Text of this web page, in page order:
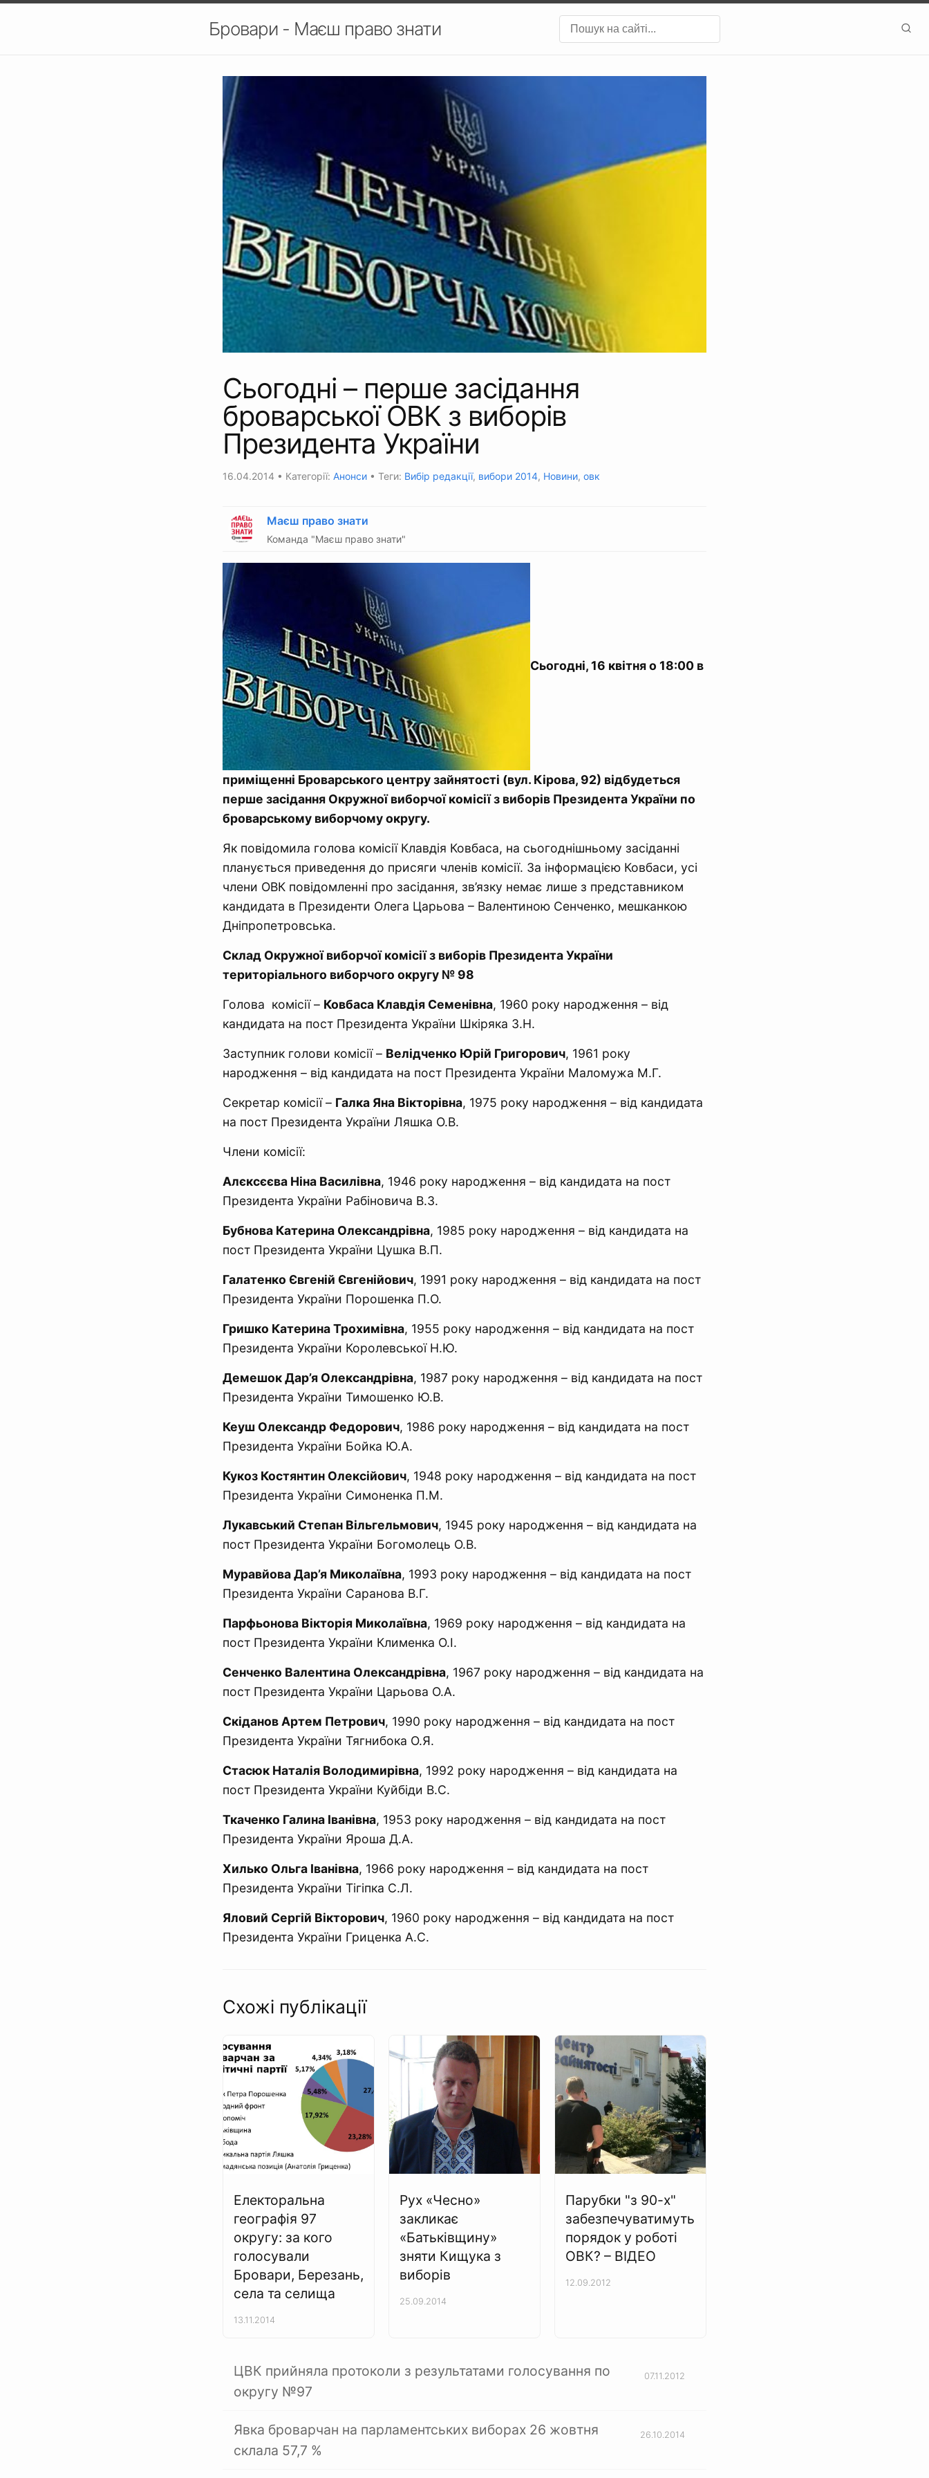
Бровари - Маєш право знати
Сьогодні – перше засідання
броварської ОВК з виборів
Президента України
16.04.2014 • Категорії: Анонси • Теги: Вибір редакції, вибори 2014, Новини, овк
Маєш право знати
Команда "Маєш право знати"
Сьогодні, 16 квітня о 18:00 в
приміщенні Броварського центру зайнятості (вул. Кірова, 92) відбудеться
перше засідання Окружної виборчої комісії з виборів Президента України по
броварському виборчому округу.
Як повідомила голова комісії Клавдія Ковбаса, на сьогоднішньому засіданні
планується приведення до присяги членів комісії. За інформацією Ковбаси, усі
члени ОВК повідомленні про засідання, зв’язку немає лише з представником
кандидата в Президенти Олега Царьова – Валентиною Сенченко, мешканкою
Дніпропетровська.
Склад Окружної виборчої комісії з виборів Президента України
територіального виборчого округу № 98
Голова комісії – Ковбаса Клавдія Семенівна, 1960 року народження – від
кандидата на пост Президента України Шкіряка З.Н.
Заступник голови комісії – Велідченко Юрій Григорович, 1961 року
народження – від кандидата на пост Президента України Маломужа М.Г.
Секретар комісії – Галка Яна Вікторівна, 1975 року народження – від кандидата
на пост Президента України Ляшка О.В.
Члени комісії:
Алєксєєва Ніна Василівна, 1946 року народження – від кандидата на пост
Президента України Рабіновича В.З.
Бубнова Катерина Олександрівна, 1985 року народження – від кандидата на
пост Президента України Цушка В.П.
Галатенко Євгеній Євгенійович, 1991 року народження – від кандидата на пост
Президента України Порошенка П.О.
Гришко Катерина Трохимівна, 1955 року народження – від кандидата на пост
Президента України Королевської Н.Ю.
Демешок Дар’я Олександрівна, 1987 року народження – від кандидата на пост
Президента України Тимошенко Ю.В.
Кеуш Олександр Федорович, 1986 року народження – від кандидата на пост
Президента України Бойка Ю.А.
Кукоз Костянтин Олексійович, 1948 року народження – від кандидата на пост
Президента України Симоненка П.М.
Лукавський Степан Вільгельмович, 1945 року народження – від кандидата на
пост Президента України Богомолець О.В.
Муравйова Дар’я Миколаївна, 1993 року народження – від кандидата на пост
Президента України Саранова В.Г.
Парфьонова Вікторія Миколаївна, 1969 року народження – від кандидата на
пост Президента України Клименка О.І.
Сенченко Валентина Олександрівна, 1967 року народження – від кандидата на
пост Президента України Царьова О.А.
Скіданов Артем Петрович, 1990 року народження – від кандидата на пост
Президента України Тягнибока О.Я.
Стасюк Наталія Володимирівна, 1992 року народження – від кандидата на
пост Президента України Куйбіди В.С.
Ткаченко Галина Іванівна, 1953 року народження – від кандидата на пост
Президента України Яроша Д.А.
Хилько Ольга Іванівна, 1966 року народження – від кандидата на пост
Президента України Тігіпка С.Л.
Яловий Сергій Вікторович, 1960 року народження – від кандидата на пост
Президента України Гриценка А.С.
Схожі публікації
Електоральна
географія 97
округу: за кого
голосували
Бровари, Березань,
села та селища
13.11.2014
Рух «Чесно»
закликає
«Батьківщину»
зняти Кищука з
виборів
25.09.2014
Парубки "з 90-х"
забезпечуватимуть
порядок у роботі
ОВК? – ВІДЕО
12.09.2012
ЦВК прийняла протоколи з результатами голосування по
округу №97
07.11.2012
Явка броварчан на парламентських виборах 26 жовтня
склала 57,7 %
26.10.2014